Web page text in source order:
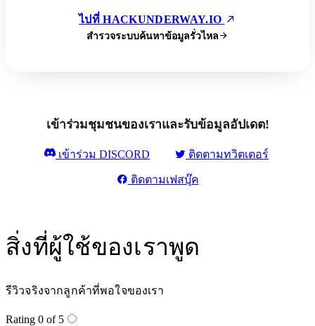
ไปที่ HACKUNDERWAY.IO
สำรวจระบบค้นหาข้อมูลรั่วไหล
เข้าร่วมชุมชนของเราและรับข้อมูลอัปเดต!
เข้าร่วม DISCORD ติดตามทวิตเตอร์
ติดตามเฟสบุ๊ค
สิ่งที่ผู้ใช้ของเราพูด
รีวิวจริงจากลูกค้าที่พอใจของเรา
Rating 0 of 5